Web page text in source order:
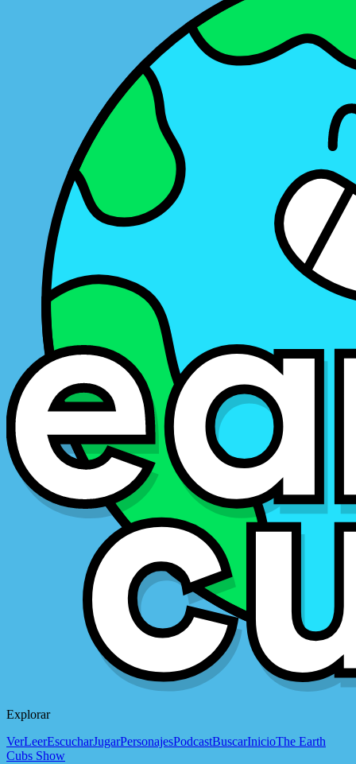
Explorar
VerLeerEscucharJugarPersonajesPodcastBuscarInicioThe Earth
Cubs Show